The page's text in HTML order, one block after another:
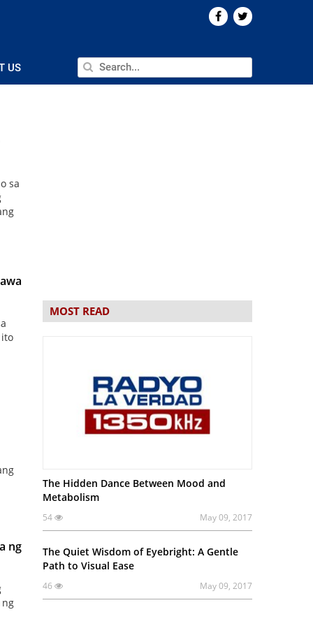
US
sa
ito
ng
MOST READ
The Hidden Dance Between Mood and
Metabolism
54 May 09, 2017
The Quiet Wisdom of Eyebright: A Gentle
Path to Visual Ease
46 May 09, 2017